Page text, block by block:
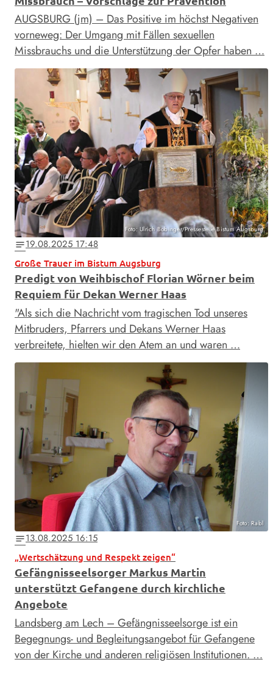
AUGSBURG (jm) – Das Positive im höchst Negativen
vorneweg: Der Umgang mit Fällen sexuellen
Missbrauchs und die Unterstützung der Opfer haben …
Foto: Ulrich Bobinger/Pressestelle Bistum Augsburg
notes19.08.2025 17:48
Große Trauer im Bistum Augsburg
Predigt von Weihbischof Florian Wörner beim
Requiem für Dekan Werner Haas
"Als sich die Nachricht vom tragischen Tod unseres
Mitbruders, Pfarrers und Dekans Werner Haas
verbreitete, hielten wir den Atem an und waren …
Foto: Rabl
notes13.08.2025 16:15
„Wertschätzung und Respekt zeigen“
Gefängnisseelsorger Markus Martin
unterstützt Gefangene durch kirchliche
Angebote
Landsberg am Lech – Gefängnisseelsorge ist ein
Begegnungs- und Begleitungsangebot für Gefangene
von der Kirche und anderen religiösen Institutionen. …